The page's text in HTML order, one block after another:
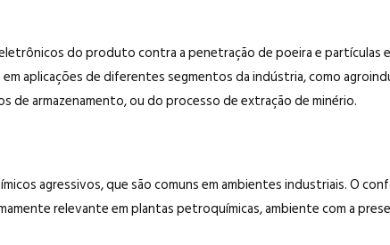
do produto contra a penetração de poeira e partículas
aplicações de diferentes segmentos da indústria, como
de armazenamento, ou do processo de extração de minério.
agressivos, que são comuns em ambientes industriais. O
relevante em plantas petroquímicas, ambiente com a